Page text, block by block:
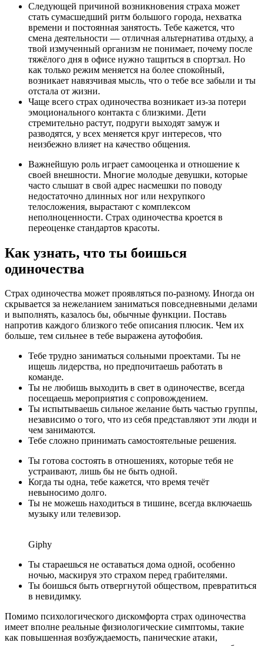
Следующей причиной возникновения страха может
стать сумасшедший ритм большого города, нехватка
времени и постоянная занятость. Тебе кажется, что
смена деятельности — отличная альтернатива отдыху, а
твой измученный организм не понимает, почему после
тяжёлого дня в офисе нужно тащиться в спортзал. Но
как только режим меняется на более спокойный,
возникает навязчивая мысль, что о тебе все забыли и ты
отстала от жизни.
Чаще всего страх одиночества возникает из-за потери
эмоционального контакта с близкими. Дети
стремительно растут, подруги выходят замуж и
разводятся, у всех меняется круг интересов, что
неизбежно влияет на качество общения.
Важнейшую роль играет самооценка и отношение к
своей внешности. Многие молодые девушки, которые
часто слышат в свой адрес насмешки по поводу
недостаточно длинных ног или нехрупкого
телосложения, вырастают с комплексом
неполноценности. Страх одиночества кроется в
переоценке стандартов красоты.
Как узнать, что ты боишься
одиночества
Страх одиночества может проявляться по-разному. Иногда он
скрывается за нежеланием заниматься повседневными делами
и выполнять, казалось бы, обычные функции. Поставь
напротив каждого близкого тебе описания плюсик. Чем их
больше, тем сильнее в тебе выражена аутофобия.
Тебе трудно заниматься сольными проектами. Ты не
ищешь лидерства, но предпочитаешь работать в
команде.
Ты не любишь выходить в свет в одиночестве, всегда
посещаешь мероприятия с сопровождением.
Ты испытываешь сильное желание быть частью группы,
независимо о того, что из себя представляют эти люди и
чем занимаются.
Тебе сложно принимать самостоятельные решения.
Ты готова состоять в отношениях, которые тебя не
устраивают, лишь бы не быть одной.
Когда ты одна, тебе кажется, что время течёт
невыносимо долго.
Ты не можешь находиться в тишине, всегда включаешь
музыку или телевизор.
Giphy
Ты стараешься не оставаться дома одной, особенно
ночью, маскируя это страхом перед грабителями.
Ты боишься быть отвергнутой обществом, превратиться
в невидимку.
Помимо психологического дискомфорта страх одиночества
имеет вполне реальные физиологические симптомы, такие
как повышенная возбуждаемость, панические атаки,